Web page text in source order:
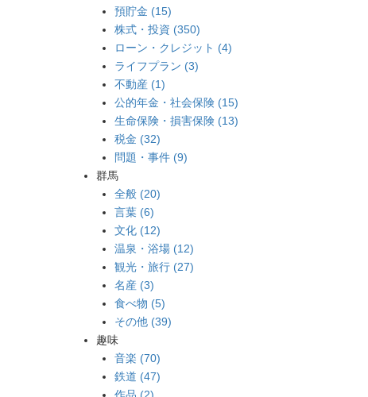
預貯金 (15)
株式・投資 (350)
ローン・クレジット (4)
ライフプラン (3)
不動産 (1)
公的年金・社会保険 (15)
生命保険・損害保険 (13)
税金 (32)
問題・事件 (9)
群馬
全般 (20)
言葉 (6)
文化 (12)
温泉・浴場 (12)
観光・旅行 (27)
名産 (3)
食べ物 (5)
その他 (39)
趣味
音楽 (70)
鉄道 (47)